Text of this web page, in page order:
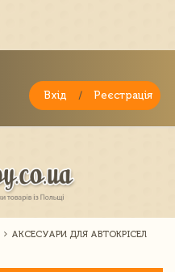
Вхід / Реєстрація
АКСЕСУАРИ ДЛЯ АВТОКРІСЕЛ